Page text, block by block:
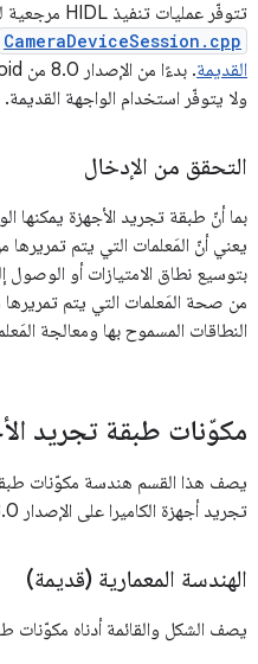
تتوفّر عمليات تنفيذ HIDL مرجعية لـ
CameraDeviceSession.cpp
القديمة
ولا يتوفّر استخدام الواجهة القديمة.
التحقق من الإدخال
بما أنّ طبقة تجريد الأجهزة يمكنها
يعني أنّ المَعلمات التي يتم تمريرها
بتوسيع نطاق الامتيازات أو الوصول
من صحة المَعلمات التي يتم
النطاقات المسموح بها ومعالجة
مكوّنات طبقة تجريد
يصف هذا القسم هندسة مكوّنات
تجريد أجهزة الكاميرا على الإصدار 8.0 من Android والإصدارات الأحدث واجهة برمجة تطبيقات HIDL بدلاً من ذلك، كما هو موضّح أعلاه.
الهندسة المعمارية (قديمة)
يصف الشكل والقائمة أدناه مكوّنات